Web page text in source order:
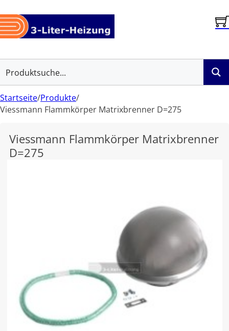
Startseite/Produkte/
Viessmann Flammkörper Matrixbrenner D=275
Viessmann Flammkörper Matrixbrenner
D=275